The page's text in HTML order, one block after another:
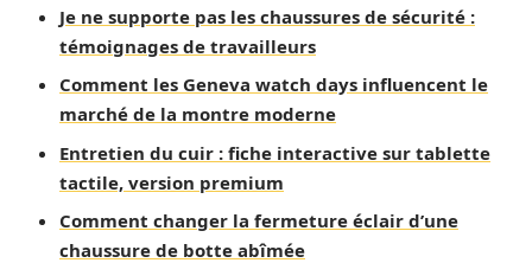
Je ne supporte pas les chaussures de sécurité :
témoignages de travailleurs
Comment les Geneva watch days influencent le
marché de la montre moderne
Entretien du cuir : fiche interactive sur tablette
tactile, version premium
Comment changer la fermeture éclair d’une
chaussure de botte abîmée